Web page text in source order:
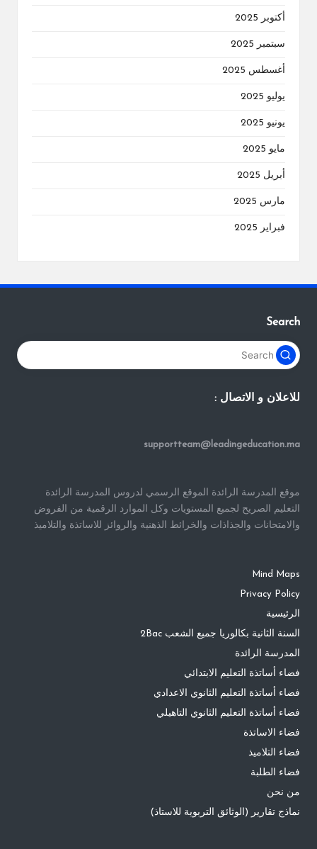
أكتوبر 2025
سبتمبر 2025
أغسطس 2025
يوليو 2025
يونيو 2025
مايو 2025
أبريل 2025
مارس 2025
فبراير 2025
Search
للاعلان و الاتصال :
supportteam@leadingeducation.ma
موقع المدرسة الرائدة الموقع الرسمي لدروس المدرسة الرائدة
التعليم الصريح لجميع المستويات وكل الموارد الرقمية من الفروض
والامتحانات والجذاذات والخرائط الذهنية والروائز للاساتذة والتلاميذ
Mind Maps
Privacy Policy
الرئيسية
السنة الثانية بكالوريا جميع الشعب 2Bac
المدرسة الرائدة
فضاء أساتذة التعليم الابتدائي
فضاء أساتذة التعليم الثانوي الاعدادي
فضاء أساتذة التعليم الثانوي التاهيلي
فضاء الاساتذة
فضاء التلاميذ
فضاء الطلبة
من نحن
نماذج تقارير (الوثائق التربوية للاستاذ)